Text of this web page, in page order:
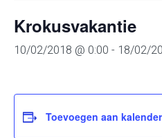
Krokusvakantie
10/02/2018 @ 0:00 - 18/02/
Toevoegen aan kalender